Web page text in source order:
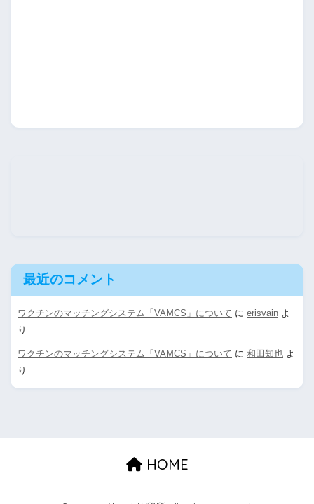
最近のコメント
ワクチンのマッチングシステム「VAMCS」について に erisvain よ
り
ワクチンのマッチングシステム「VAMCS」について に 和田知也 よ
り
HOME